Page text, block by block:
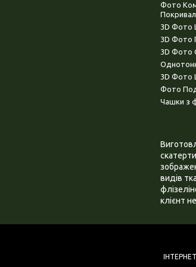
Фото
3D Фото
3D Фото
3D Фото
3D Фото
Фото
Чашки з
видів
клієнт